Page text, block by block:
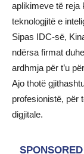
aplikimeve të reja
teknologjitë e
Sipas IDC-së,
ndërsa firmat
ardhmja për t’u
Ajo thotë
profesionistë, për
digjitale.